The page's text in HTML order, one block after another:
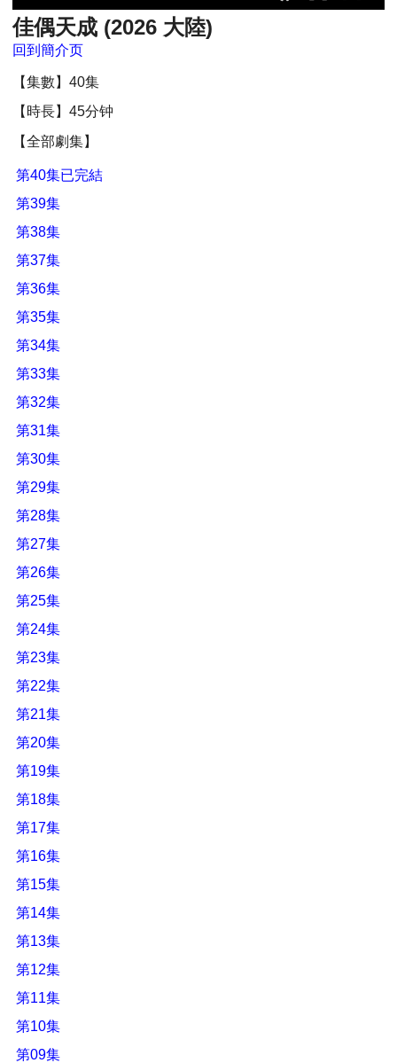
佳偶天成 (2026 大陸)
回到簡介页
【集數】40集
【時長】45分钟
【全部劇集】
第40集已完結
第39集
第38集
第37集
第36集
第35集
第34集
第33集
第32集
第31集
第30集
第29集
第28集
第27集
第26集
第25集
第24集
第23集
第22集
第21集
第20集
第19集
第18集
第17集
第16集
第15集
第14集
第13集
第12集
第11集
第10集
第09集